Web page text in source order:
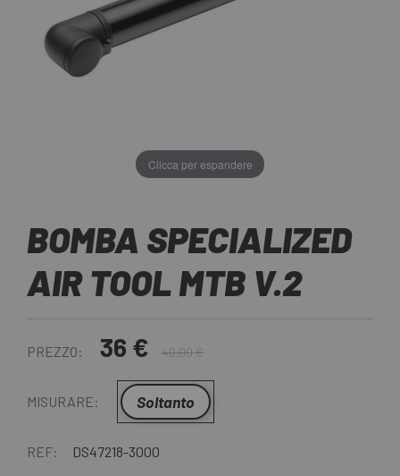
Clicca per espandere
BOMBA SPECIALIZED
AIR TOOL MTB V.2
PREZZO: 36 € 40,00 €
MISURARE: Soltanto
REF: DS47218-3000